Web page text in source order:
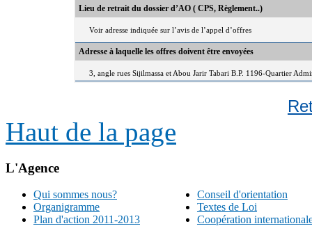
Lieu de retrait du dossier d’AO ( CPS, Règlement..)
Voir adresse indiquée sur l’avis de l’appel d’offres
Adresse à laquelle les offres doivent être envoyées
3, angle rues Sijilmassa et Abou Jarir Tabari B.P. 1196-Quartier
Haut de la page
L'Agence
Qui sommes nous?
Organigramme
Plan d'action 2011-2013
Conseil d'orientation
Textes de Loi
Coopération